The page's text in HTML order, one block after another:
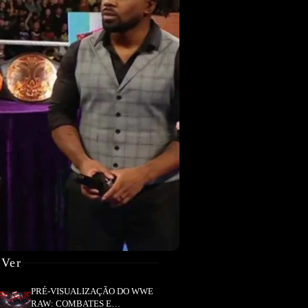
PRÉ-VISUALIZAÇÃO DO WWE
RAW: COMBATES E